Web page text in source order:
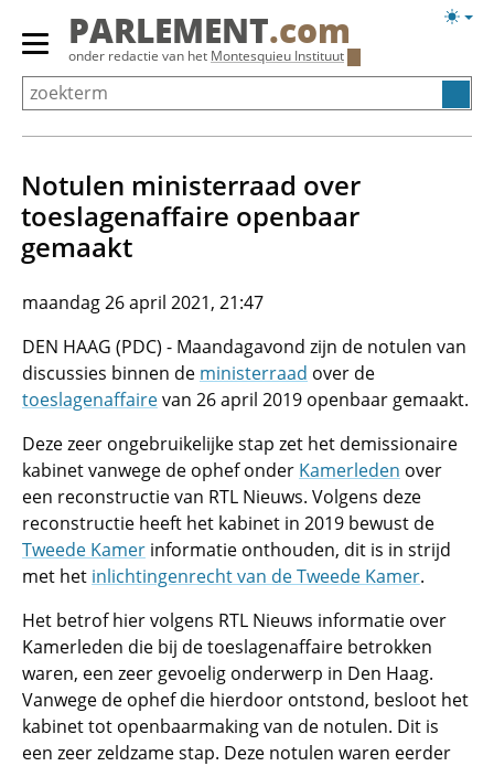
Overslaan
Primair
menu
tonen/verbergen
PARLEMENT.com
onder redactie van het Montesquieu Instituut
Notulen ministerraad over
toeslagenaffaire openbaar
gemaakt
maandag 26 april 2021, 21:47
DEN HAAG (PDC) - Maandagavond zijn de notulen van
discussies binnen de ministerraad over de
toeslagenaffairevan 26 april 2019 openbaar gemaakt.
Deze zeer ongebruikelijke stap zet het demissionaire
kabinet vanwege de ophef onder Kamerleden over
een reconstructie van RTL Nieuws. Volgens deze
reconstructie heeft het kabinet in 2019 bewust de
Tweede Kamer informatie onthouden, dit is in strijd
met het inlichtingenrecht van de Tweede Kamer.
Het betrof hier volgens RTL Nieuws informatie over
Kamerleden die bij de toeslagenaffaire betrokken
waren, een zeer gevoelig onderwerp in Den Haag.
Vanwege de ophef die hierdoor ontstond, besloot het
kabinet tot openbaarmaking van de notulen. Dit is
een zeer zeldzame stap. Deze notulen waren eerder